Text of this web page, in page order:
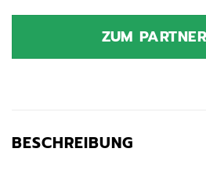
war:
ZUM
BESCHREIBUNG